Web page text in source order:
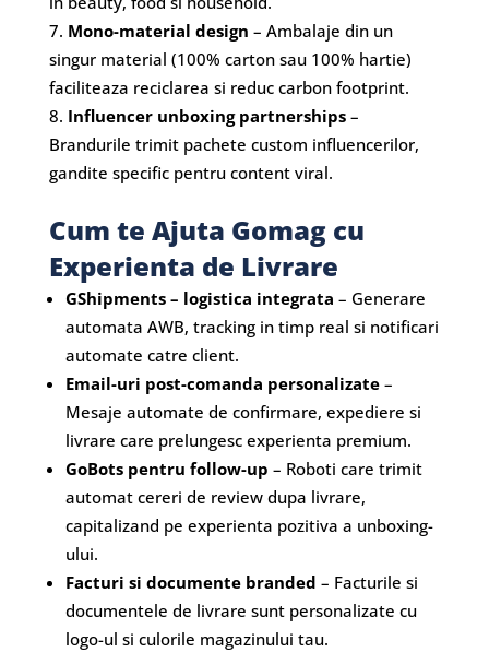
Mono-material design – Ambalaje din un
singur material (100% carton sau 100% hartie)
faciliteaza reciclarea si reduc carbon footprint.
Influencer unboxing partnerships–
Brandurile trimit pachete custom influencerilor,
gandite specific pentru content viral.
Cum te Ajuta Gomag cu
Experienta de Livrare
GShipments – logistica integrata – Generare
automata AWB, tracking in timp real si notificari
automate catre client.
Email-uri post-comanda personalizate–
Mesaje automate de confirmare, expediere si
livrare care prelungesc experienta premium.
GoBots pentru follow-up – Roboti care trimit
automat cereri de review dupa livrare,
capitalizand pe experienta pozitiva a unboxing-
ului.
Facturi si documente branded – Facturile si
documentele de livrare sunt personalizate cu
logo-ul si culorile magazinului tau.